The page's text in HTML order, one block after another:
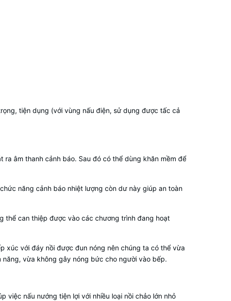
tiện dụng (với vùng nấu điện, sử dụng được tấc cả
âm thanh cảnh báo. Sau đó có thể dùng khăn mềm để
năng cảnh báo nhiệt lượng còn dư này giúp an toàn
thể can thiệp được vào các chương trình đang hoạt
xúc với đáy nồi được đun nóng nên chúng ta có thể vừa
vừa không gây nóng bức cho người vào bếp.
nấu nướng tiện lợi với nhiều loại nồi chảo lớn nhỏ